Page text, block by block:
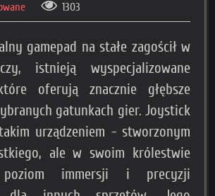
1303
gamepad na stałe zagościł w
istnieją wyspecjalizowane
oferują znacznie głębsze
gatunkach gier. Joystick
urządzeniem - stworzonym
ale w swoim królestwie
poziom immersji i precyzji